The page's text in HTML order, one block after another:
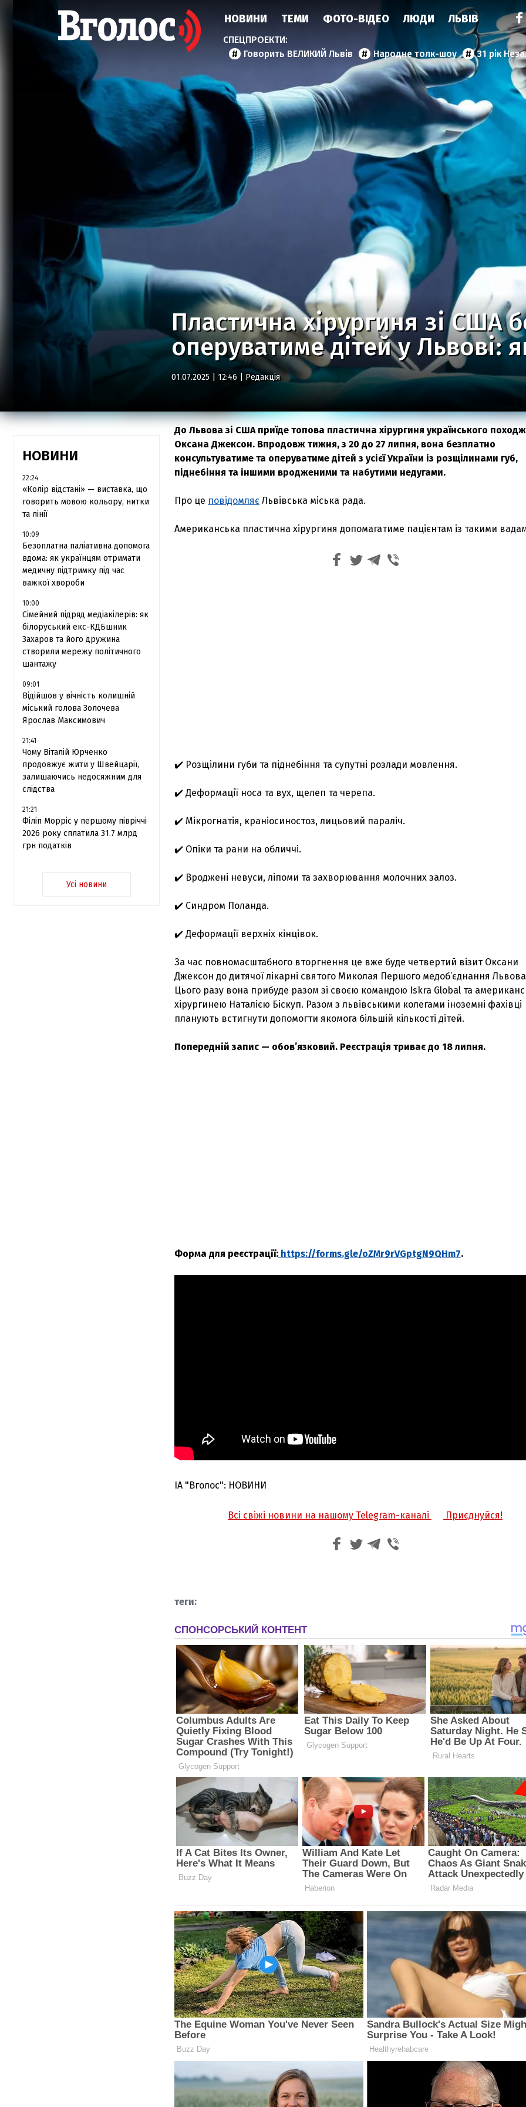
НОВИНИ ТЕМИ ФОТО-ВІДЕО ЛЮДИ ЛЬВІВ
Говорить ВЕЛИКИЙ Львів Народне толк-шоу 31 рік
Пластична хірургиня зі США
оперуватиме дітей у Львові:
01.07.2025 | 12:46 | Редакція
НОВИНИ
22:24
«Колір відстані» — виставка, що
говорить мовою кольору, нитки
та лінії
10:09
Безоплатна паліативна допомога
вдома: як українцям отримати
медичну підтримку під час
важкої хвороби
10:00
Сімейний підряд медіакілерів: як
білоруський екс-КДБшник
Захаров та його дружина
створили мережу політичного
шантажу
09:01
Відійшов у вічність колишній
міський голова Золочева
Ярослав Максимович
21:41
Чому Віталій Юрченко
продовжує жити у Швейцарії,
залишаючись недосяжним для
слідства
21:21
Філіп Морріс у першому півріччі
2026 року сплатила 31.7 млрд
грн податків
Усі новини
До Львова зі США приїде топова пластична хірургиня українського
Оксана Джексон. Впродовж тижня, з 20 до 27 липня, вона безплатно
консультуватиме та оперуватиме дітей з усієї України із розщілинами губ,
піднебіння та іншими вродженими та набутими недугами.
Про це повідомляє Львівська міська рада.
Американська пластична хірургиня допомагатиме пацієнтам із такими
✔️ Розщілини губи та піднебіння та супутні розлади мовлення.
✔️ Деформації носа та вух, щелеп та черепа.
✔️ Мікрогнатія, краніосиностоз, лицьовий параліч.
✔️ Опіки та рани на обличчі.
✔️ Вроджені невуси, ліпоми та захворювання молочних залоз.
✔️ Синдром Поланда.
✔️ Деформації верхніх кінцівок.
За час повномасштабного вторгнення це вже буде четвертий візит Оксани
Джексон до дитячої лікарні святого Миколая Першого медоб’єднання
Цього разу вона прибуде разом зі своєю командою Iskra Global та
хірургинею Наталією Біскуп. Разом з львівськими колегами іноземні фахівці
планують встигнути допомогти якомога більшій кількості дітей.
Попередній запис — обов’язковий. Реєстрація триває до 18 липня.
Форма для реєстрації: https://forms.gle/oZMr9rVGptgN9QHm7.
ІА "Вголос": НОВИНИ
Всі свіжі новини на нашому Telegram-каналі Приєднуйся!
З'явилося відео знищеного ворожого